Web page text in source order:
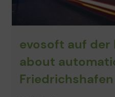
evosoft auf der
about
Friedrichshafen